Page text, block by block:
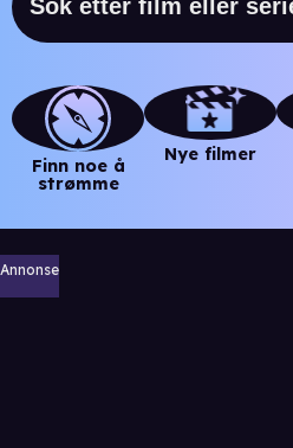
Finn noe å
strømme
Nye filmer
Annonse